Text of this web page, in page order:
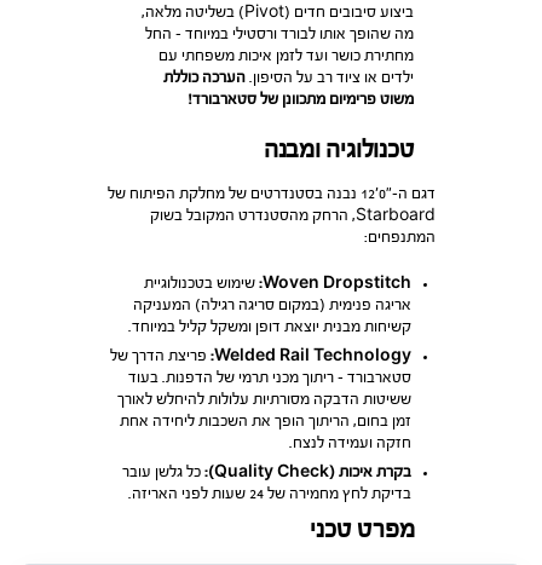
ביצוע סיבובים חדים (Pivot) בשליטה מלאה,
מה שהופך אותו לבורד ורסטילי במיוחד – החל
מחתירת כושר ועד לזמן איכות משפחתי עם
ילדים או ציוד רב על הסיפון. הערכה כוללת
משוט פרימיום מתכוונן של סטארבורד!
טכנולוגיה ומבנה
דגם ה-״0׳12 נבנה בסטנדרטים של מחלקת הפיתוח של
Starboard, הרחק מהסטנדרט המקובל בשוק
המתנפחים:
Woven Dropstitch: שימוש בטכנולוגיית
אריגה פנימית (במקום סריגה רגילה) המעניקה
קשיחות מבנית יוצאת דופן ומשקל קליל במיוחד.
Welded Rail Technology: פריצת הדרך של
סטארבורד – ריתוך מכני תרמי של הדפנות. בעוד
ששיטות הדבקה מסורתיות עלולות להיחלש לאורך
זמן בחום, הריתוך הופך את השכבות ליחידה אחת
חזקה ועמידה לנצח.
בקרת איכות (Quality Check):
כל גלשן עובר
בדיקת לחץ מחמירה של 24 שעות לפני האריזה.
מפרט טכני